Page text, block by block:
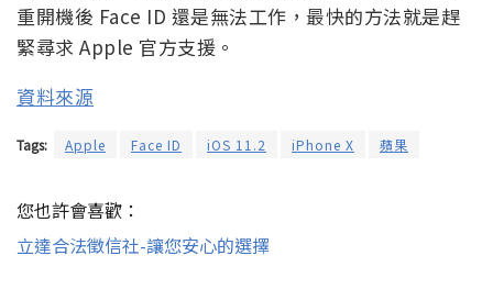
重開機後 Face ID 還是無法工作，最快的方法就是趕
緊尋求 Apple 官方支援。
資料來源
Tags: Apple Face ID iOS 11.2 iPhone X 蘋果
您也許會喜歡：
立達合法徵信社-讓您安心的選擇